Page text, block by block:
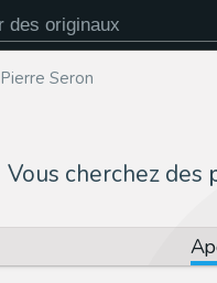
Pierre Seron
Vous cherchez des